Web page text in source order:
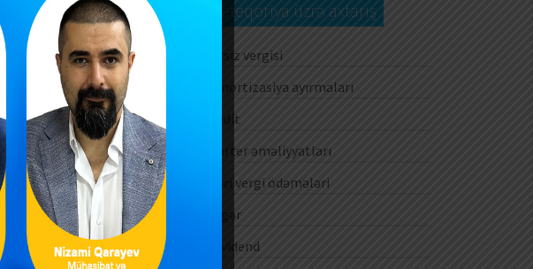
Kateqoriya üzrə axtarış
Aksiz vergisi
Amortizasiya ayırmaları
Audit
Barter əməliyyatları
Cari vergi ödəmələri
Digər
Dividend